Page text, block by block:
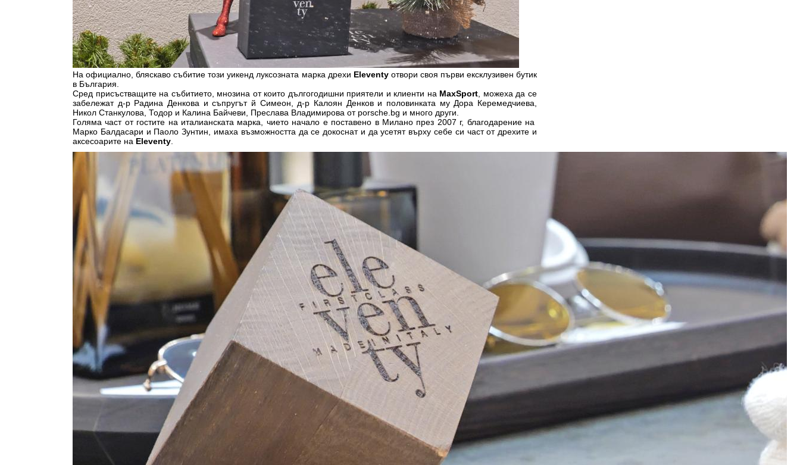
На официално, бляскаво събитие този уикенд луксозната марка дрехи Eleventyотвори своя първи ексклузивен бутик
в България.
Сред присъстващите на събитието, мнозина от които дългогодишни приятели и клиенти на MaxSport , можеха да се
забележат д-р Радина Денкова и съпругът й Симеон, д-р Калоян Денков и половинката му Дора Керемедчиева,
Никол Станкулова, Тодор и Калина Байчеви, Преслава Владимирова от porsche.bg и много други.
Голяма част от гостите на италианската марка, чието начало е поставено в Милано през 2007 г, благодарение на
Марко Балдасари и Паоло Зунтин, имаха възможността да се докоснат и да усетят върху себе си част от дрехите и
аксесоарите на Eleventy